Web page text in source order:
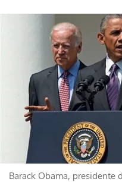
Barack Obama, presidente